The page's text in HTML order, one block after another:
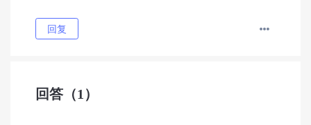
回复
回答 （1）